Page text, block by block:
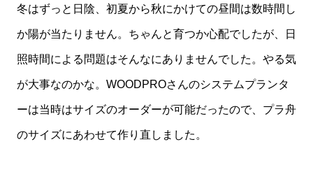
冬はずっと日陰、初夏から秋にかけての昼間は数時間し
か陽が当たりません。ちゃんと育つか心配でしたが、日
照時間による問題はそんなにありませんでした。やる気
が大事なのかな。WOODPROさんのシステムプランタ
ーは当時はサイズのオーダーが可能だったので、プラ舟
のサイズにあわせて作り直しました。